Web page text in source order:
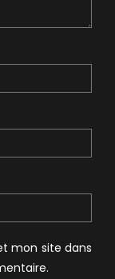
mon site dans